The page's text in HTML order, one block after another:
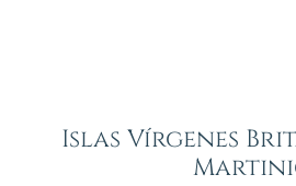
Islas Vírgenes